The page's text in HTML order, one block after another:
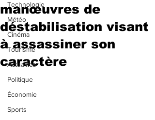
Technologie
Météo
Cinéma
Tourisme
Actualités
Politique
Économie
Sports
manœuvres de
déstabilisation visant
à assassiner son
caractère